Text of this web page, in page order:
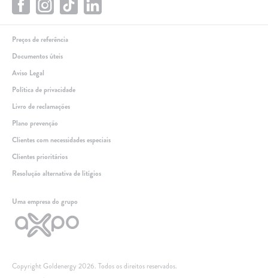
+351 259 348 634
(chamada para a rede fixa nacional)
808 205 005
Dias úteis das 9h às 21h
Preços de referência
Documentos úteis
Aviso Legal
Política de privacidade
Livro de reclamações
Plano prevenção
Clientes com necessidades especiais
Clientes prioritários
Resolução alternativa de litígios
Uma empresa do grupo
Copyright Goldenergy 2026. Todos os direitos reservados.